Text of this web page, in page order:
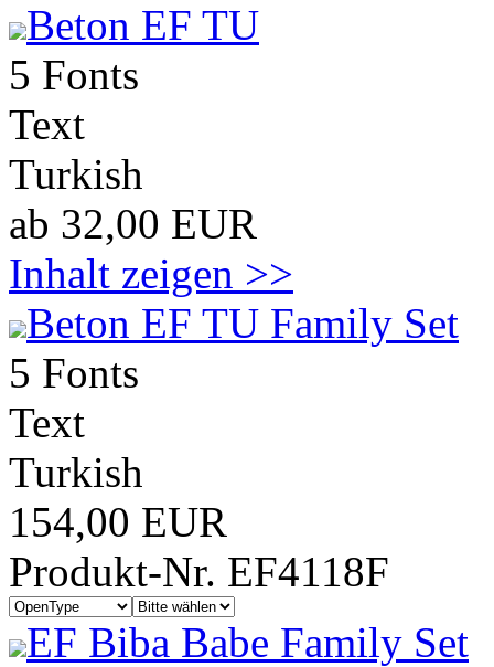
Beton EF TU
5 Fonts
Text
Turkish
ab 32,00 EUR
Inhalt zeigen >>
Beton EF TU Family Set
5 Fonts
Text
Turkish
154,00 EUR
Produkt-Nr. EF4118F
EF Biba Babe Family Set